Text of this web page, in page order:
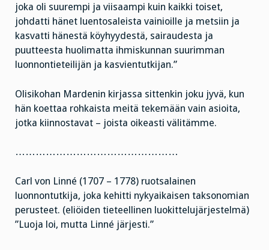
joka oli suurempi ja viisaampi kuin kaikki toiset,
johdatti hänet luentosaleista vainioille ja metsiin ja
kasvatti hänestä köyhyydestä, sairaudesta ja
puutteesta huolimatta ihmiskunnan suurimman
luonnontieteilijän ja kasvientutkijan.”
Olisikohan Mardenin kirjassa sittenkin joku jyvä, kun
hän koettaa rohkaista meitä tekemään vain asioita,
jotka kiinnostavat – joista oikeasti välitämme.
…………………………………………
Carl von Linné (1707 – 1778) ruotsalainen
luonnontutkija, joka kehitti nykyaikaisen taksonomian
perusteet. (eliöiden tieteellinen luokittelujärjestelmä)
”Luoja loi, mutta Linné järjesti.”